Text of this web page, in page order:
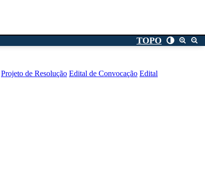
TOPO
Projeto de Resolução Edital de Convocação Edital